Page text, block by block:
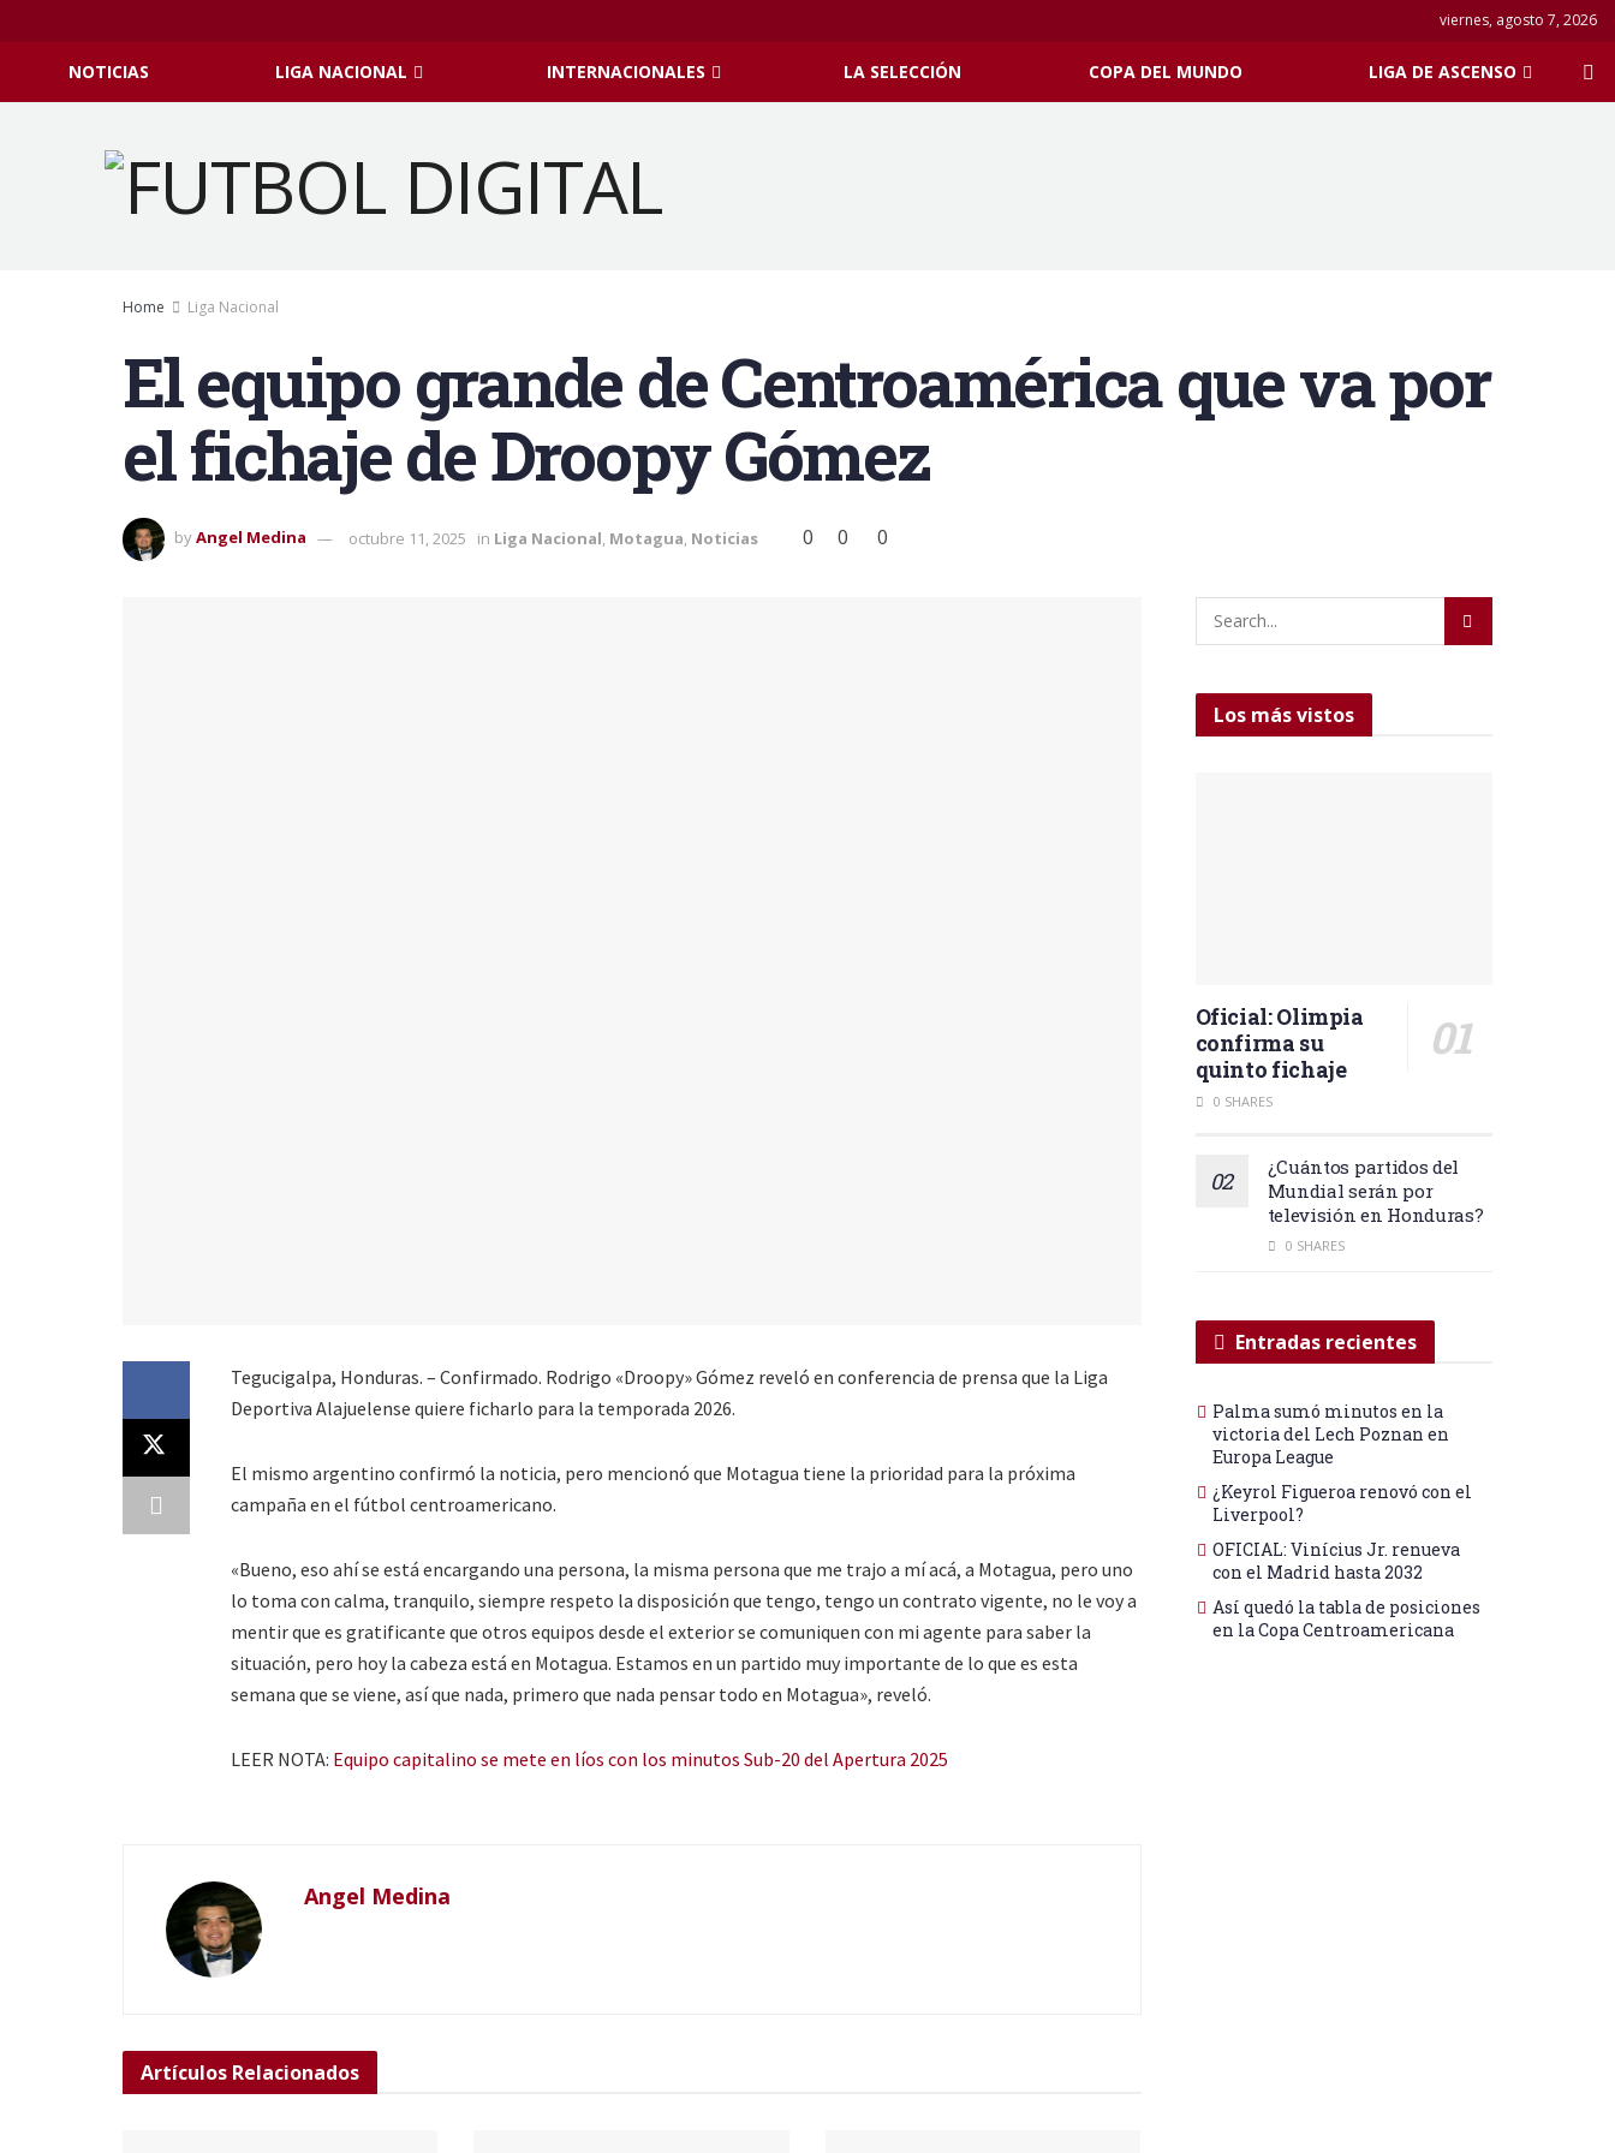
viernes, agosto 7, 2026
NOTICIAS LIGA NACIONAL INTERNACIONALES LA SELECCIÓN COPA DEL MUNDO LIGA DE ASCENSO
Home Liga Nacional
El equipo grande de Centroamérica que va por
el fichaje de Droopy Gómez
byAngel Medina octubre 11, 2025 in Liga Nacional Motagua Noticias 0 0 0
Tegucigalpa, Honduras. – Confirmado. Rodrigo «Droopy» Gómez reveló en conferencia de prensa que la Liga
Deportiva Alajuelense quiere ficharlo para la temporada 2026.
El mismo argentino confirmó la noticia, pero mencionó que Motagua tiene la prioridad para la próxima
campaña en el fútbol centroamericano.
«Bueno, eso ahí se está encargando una persona, la misma persona que me trajo a mí acá, a Motagua, pero uno
lo toma con calma, tranquilo, siempre respeto la disposición que tengo, tengo un contrato vigente, no le voy a
mentir que es gratificante que otros equipos desde el exterior se comuniquen con mi agente para saber la
situación, pero hoy la cabeza está en Motagua. Estamos en un partido muy importante de lo que es esta
semana que se viene, así que nada, primero que nada pensar todo en Motagua», reveló.
LEER NOTA: Equipo capitalino se mete en líos con los minutos Sub-20 del Apertura 2025
Angel Medina
Artículos Relacionados
Los más vistos
Oficial: Olimpia
confirma su
quinto fichaje
0 SHARES
¿Cuántos partidos del
Mundial serán por
televisión en Honduras?
0 SHARES
Entradas recientes
Palma sumó minutos en la
victoria del Lech Poznan en
Europa League
¿Keyrol Figueroa renovó con el
Liverpool?
OFICIAL: Vinícius Jr. renueva
con el Madrid hasta 2032
Así quedó la tabla de posiciones
en la Copa Centroamericana